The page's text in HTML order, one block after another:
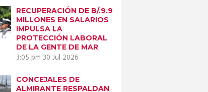
RECUPERACIÓN DE B/.9.9
MILLONES EN SALARIOS
IMPULSA LA
PROTECCIÓN LABORAL
DE LA GENTE DE MAR
3:05 pm 30 Jul 2026
CONCEJALES DE
ALMIRANTE RESPALDAN